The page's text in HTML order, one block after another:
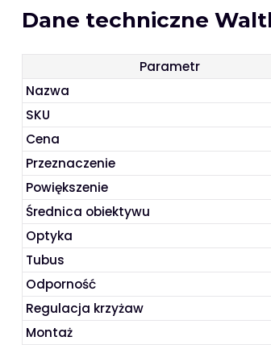
Dane techniczne
Parametr
Nazwa
SKU
Cena
Przeznaczenie
Powiększenie
Średnica obiektywu
Optyka
Tubus
Odporność
Regulacja krzyżaw
Montaż